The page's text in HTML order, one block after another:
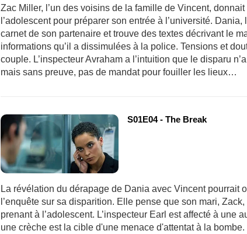
Zac Miller, l’un des voisins de la famille de Vincent,
l’adolescent pour préparer son entrée à l’université.
carnet de son partenaire et trouve des textes décrivant le
informations qu’il a dissimulées à la police. Tensions et
couple. L’inspecteur Avraham a l’intuition que le disparu
mais sans preuve, pas de mandat pour fouiller les lieux…
S01E04 - The Break
La révélation du dérapage de Dania avec Vincent pourrait
l’enquête sur sa disparition. Elle pense que son mari,
prenant à l’adolescent. L’inspecteur Earl est affecté à une
une crèche est la cible d'une menace d'attentat à la